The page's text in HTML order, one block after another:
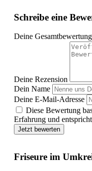
Schreibe eine
Deine Gesamtbewertung
Deine Rezension
Dein Name
Deine E-Mail-Adresse
Diese Bewertung
Erfahrung und
Jetzt bewerten
Friseure im